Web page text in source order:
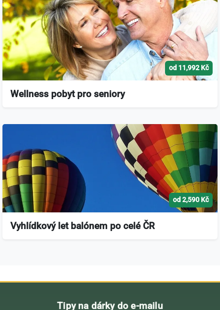
od 11,992 Kč
Wellness pobyt pro seniory
od 2,590 Kč
Vyhlídkový let balónem po celé ČR
Tipy na dárky do e-mailu